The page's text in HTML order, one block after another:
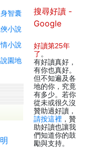
智囊
小說
小說
園地
搜尋好讀 -
Google
好讀第25年
了 。
有好讀真好，
有你也真好。
但不知遍及各
地的你，究竟
有多少。若你
從未或很久沒
贊助過好讀，
請按這裡 ，贊
助好讀也讓我
們知道你的鼓
勵與支持。